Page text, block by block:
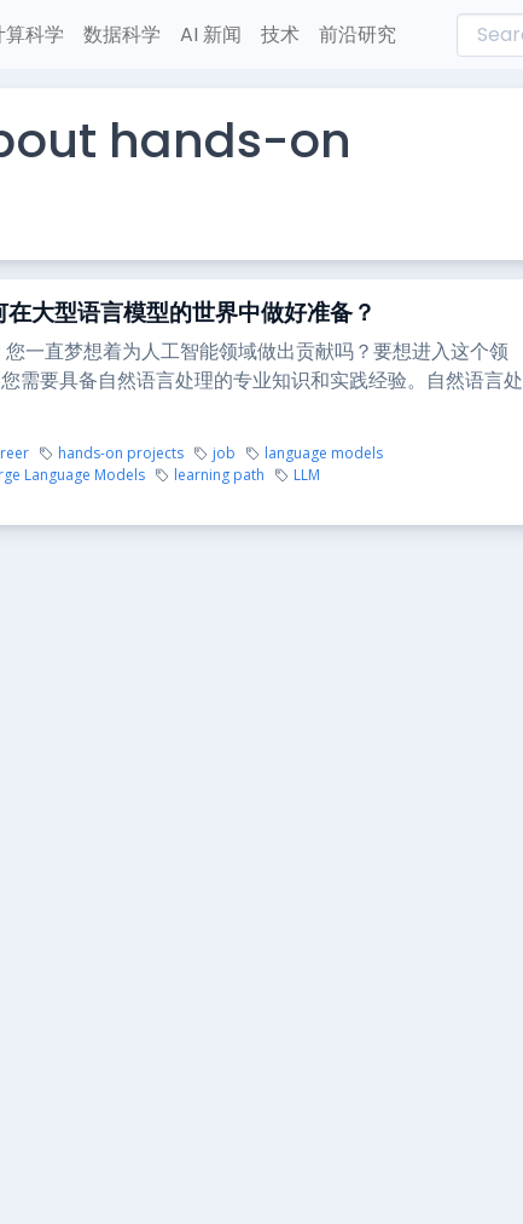
算科学 数据科学 AI 新闻 技术 前沿研究
hands-on
在大型语言模型的世界中做好准备？
您一直梦想着为人工智能领域做出贡献吗？要想进入这个领
需要具备自然语言处理的专业知识和实践经验。自然语言处
hands-on projects job
language models
Language Models
learning path LLM